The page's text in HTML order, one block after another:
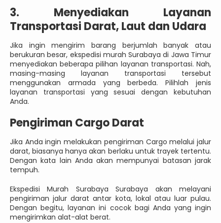
3. Menyediakan Layanan
Transportasi Darat, Laut dan Udara
Jika ingin mengirim barang berjumlah banyak atau
berukuran besar, ekspedisi murah Surabaya di Jawa Timur
menyediakan beberapa pilihan layanan transportasi. Nah,
masing-masing layanan transportasi tersebut
menggunakan armada yang berbeda. Pilihlah jenis
layanan transportasi yang sesuai dengan kebutuhan
Anda.
Pengiriman Cargo Darat
Jika Anda ingin melakukan pengiriman Cargo melalui jalur
darat, biasanya hanya akan berlaku untuk trayek tertentu.
Dengan kata lain Anda akan mempunyai batasan jarak
tempuh.
Ekspedisi Murah Surabaya Surabaya akan melayani
pengiriman jalur darat antar kota, lokal atau luar pulau.
Dengan begitu, layanan ini cocok bagi Anda yang ingin
mengirimkan alat-alat berat.